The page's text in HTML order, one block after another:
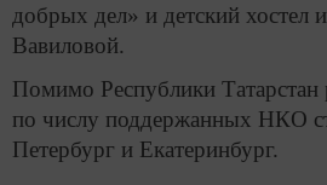
добрых дел» и детский хостел
Вавиловой.
Помимо Республики Татарстан
по числу поддержанных НКО
Петербург и Екатеринбург.